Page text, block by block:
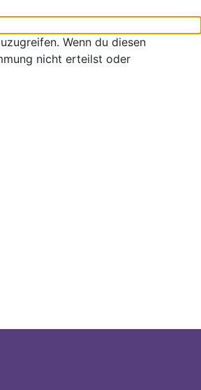
Wenn du diesen
nicht erteilst oder